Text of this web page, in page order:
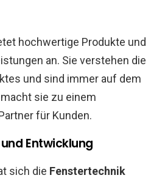
hochwertige Produkte und
an. Sie verstehen die
und sind immer auf dem
sie zu einem
für Kunden.
Entwicklung
sich die Fenstertechnik